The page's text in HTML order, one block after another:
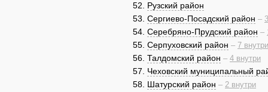
Рузский район
Сергиево-Посадский район –
Серебряно-Прудский район –
Серпуховский район – 7 внутри
Талдомский район – 4 внутри
Чеховский муниципальный
Шатурский район – 2 внутри